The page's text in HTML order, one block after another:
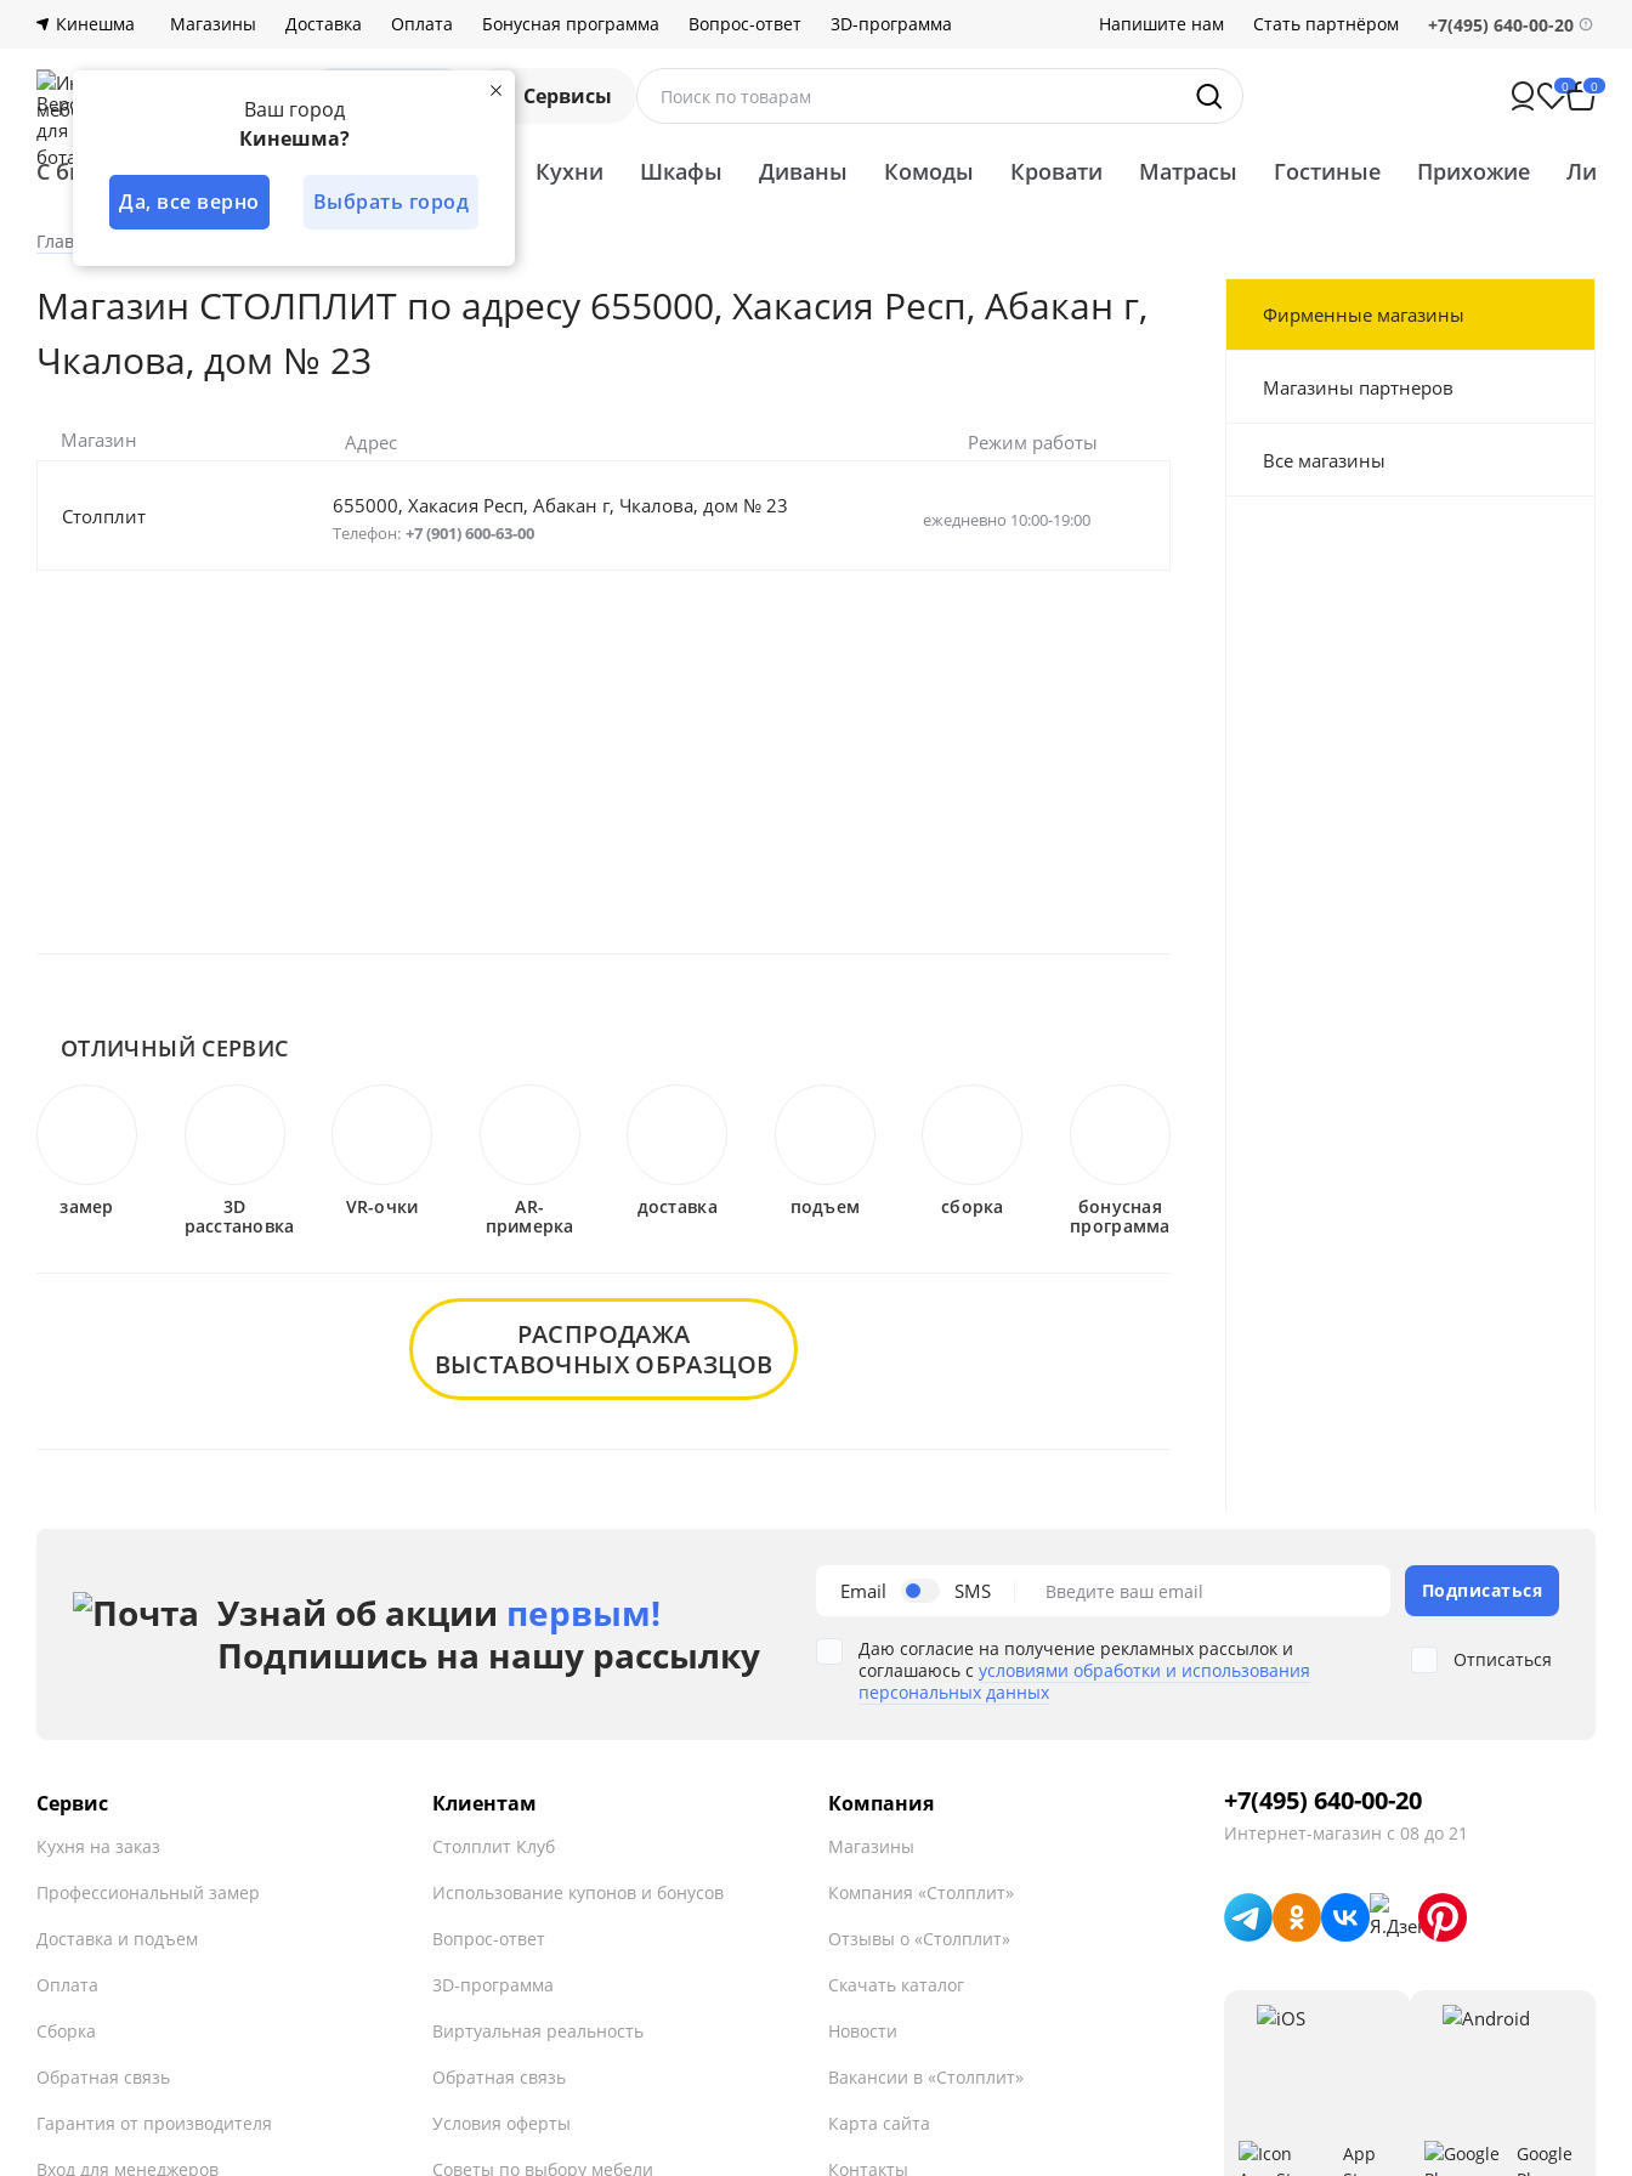
Ваш город
Кинешма?
Да, все верно Выбрать город
Кинешма Магазины Доставка Оплата Бонусная программа Вопрос-ответ 3D-программа Напишите нам Стать партнёром +7(495) 640-00-20
Сервисы Поиск по товарам 0 0
С быстрой доставкой Кухни Шкафы Диваны Комоды Кровати Матрасы Гостиные Прихожие
Главная
Магазин СТОЛПЛИТ по адресу 655000, Хакасия Респ, Абакан г,
Чкалова, дом № 23
Магазин Адрес Режим работы
Столплит 655000, Хакасия Респ, Абакан г, Чкалова, дом № 23
Телефон: +7 (901) 600-63-00
ежедневно 10:00-19:00
ОТЛИЧНЫЙ СЕРВИС
замер
3D
расстановка
VR-очки
AR-
примерка
доставка подъем сборка
бонусная
программа
РАСПРОДАЖА
ВЫСТАВОЧНЫХ ОБРАЗЦОВ
Фирменные магазины
Магазины партнеров
Все магазины
Узнай об акции первым!
Подпишись на нашу рассылку
Email SMS Введите ваш email Подписаться
Даю согласие на получение рекламных рассылок и
соглашаюсь с условиями обработки и использования
персональных данных
Отписаться
Сервис
Кухня на заказ
Профессиональный замер
Доставка и подъем
Оплата
Сборка
Обратная связь
Гарантия от производителя
Вход для менеджеров
Клиентам
Столплит Клуб
Использование купонов и бонусов
Вопрос-ответ
3D-программа
Виртуальная реальность
Обратная связь
Условия оферты
Советы по выбору мебели
Компания
Магазины
Компания «Столплит»
Отзывы о «Столплит»
Скачать каталог
Новости
Вакансии в «Столплит»
Карта сайта
Контакты
+7(495) 640-00-20
Интернет-магазин с 08 до 21
App
Google